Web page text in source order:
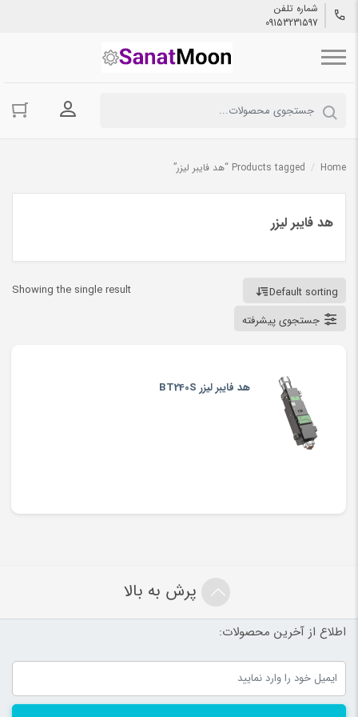
شماره تلفن
09153231597
ورود به
Home
/ Products tagged “هد فایبر لیزر”
هد فایبر لیزر
Showing the single result
Default sorting
جستجوی پیشرفته
هد فایبر لیزر BT240S
پرش به بالا
اطلاع از آخرین محصولات: